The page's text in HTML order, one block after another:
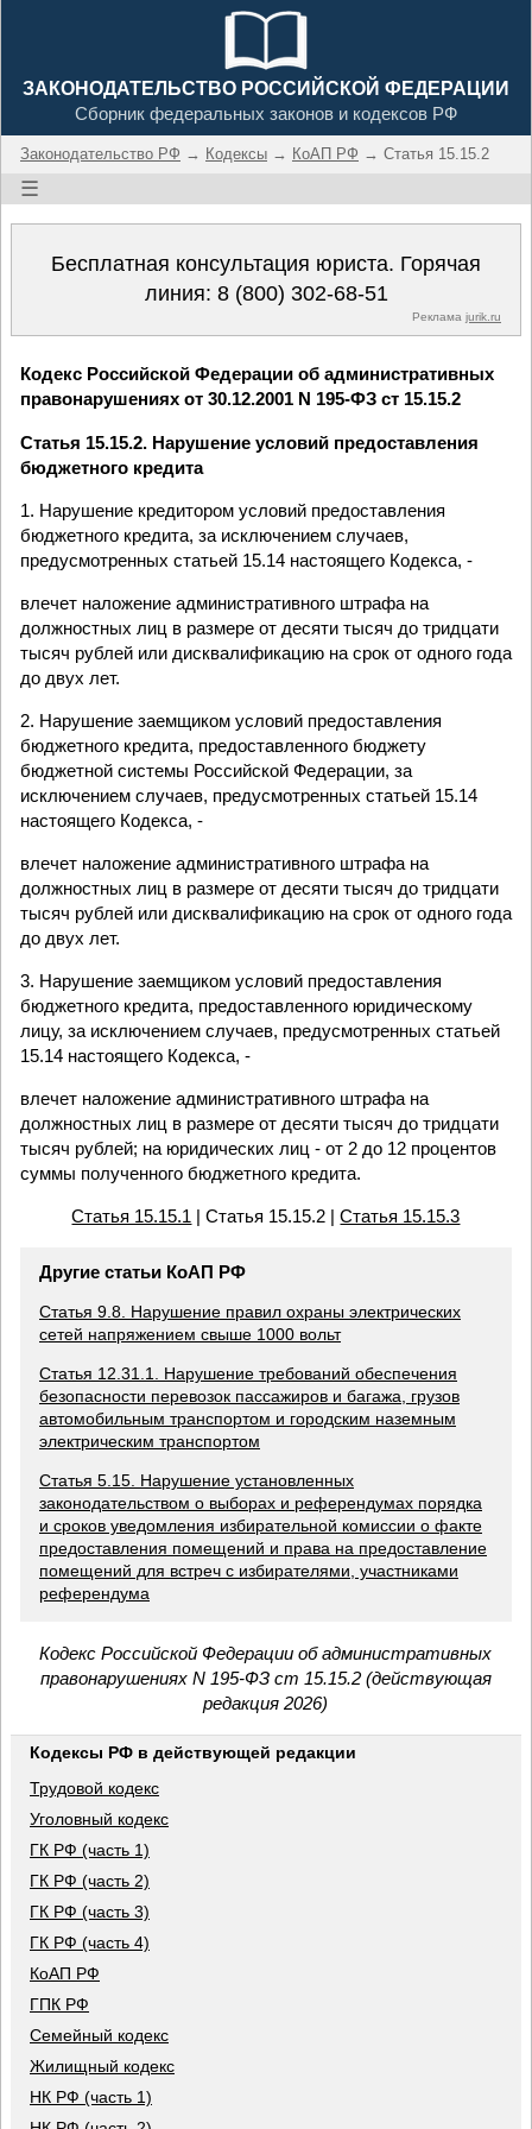
ЗАКОНОДАТЕЛЬСТВО РОССИЙСКОЙ ФЕДЕРАЦИИ
Сборник федеральных законов и кодексов РФ
Законодательство РФ → Кодексы → КоАП РФ → Статья 15.15.2
☰
Бесплатная консультация юриста. Горячая
линия: 8 (800) 302-68-51
Реклама jurik.ru
Кодекс Российской Федерации об административных
правонарушениях от 30.12.2001 N 195-ФЗ ст 15.15.2
Статья 15.15.2. Нарушение условий предоставления
бюджетного кредита
1. Нарушение кредитором условий предоставления
бюджетного кредита, за исключением случаев,
предусмотренных статьей 15.14 настоящего Кодекса, -
влечет наложение административного штрафа на
должностных лиц в размере от десяти тысяч до тридцати
тысяч рублей или дисквалификацию на срок от одного года
до двух лет.
2. Нарушение заемщиком условий предоставления
бюджетного кредита, предоставленного бюджету
бюджетной системы Российской Федерации, за
исключением случаев, предусмотренных статьей 15.14
настоящего Кодекса, -
влечет наложение административного штрафа на
должностных лиц в размере от десяти тысяч до тридцати
тысяч рублей или дисквалификацию на срок от одного года
до двух лет.
3. Нарушение заемщиком условий предоставления
бюджетного кредита, предоставленного юридическому
лицу, за исключением случаев, предусмотренных статьей
15.14 настоящего Кодекса, -
влечет наложение административного штрафа на
должностных лиц в размере от десяти тысяч до тридцати
тысяч рублей; на юридических лиц - от 2 до 12 процентов
суммы полученного бюджетного кредита.
Статья 15.15.1 | Статья 15.15.2 |Статья 15.15.3
Другие статьи КоАП РФ
Статья 9.8. Нарушение правил охраны электрических
сетей напряжением свыше 1000 вольт
Статья 12.31.1. Нарушение требований обеспечения
безопасности перевозок пассажиров и багажа, грузов
автомобильным транспортом и городским наземным
электрическим транспортом
Статья 5.15. Нарушение установленных
законодательством о выборах и референдумах порядка
и сроков уведомления избирательной комиссии о факте
предоставления помещений и права на предоставление
помещений для встреч с избирателями, участниками
референдума
Кодекс Российской Федерации об административных
правонарушениях N 195-ФЗ ст 15.15.2 (действующая
редакция 2026)
Кодексы РФ в действующей редакции
Трудовой кодекс
Уголовный кодекс
ГК РФ (часть 1)
ГК РФ (часть 2)
ГК РФ (часть 3)
ГК РФ (часть 4)
КоАП РФ
ГПК РФ
Семейный кодекс
Жилищный кодекс
НК РФ (часть 1)